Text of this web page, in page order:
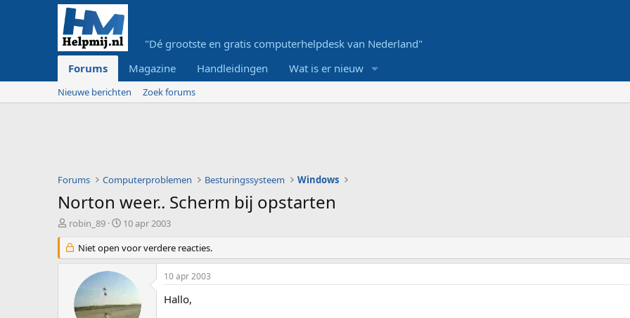
"Dé grootste en gratis computerhelpdesk van Nederland"
Forums
Magazine Handleidingen Wat is er nieuw
Nieuwe berichten Zoek forums
Forums Computerproblemen Besturingssysteem Windows
Norton weer.. Scherm bij opstarten
O
d
e
robin_89
S
a
r
t
t
10 apr 2003
Niet open voor verdere reacties.
10 apr 2003
Hallo,